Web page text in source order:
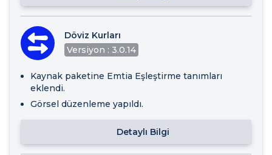
Döviz Kurları
Versiyon : 3.0.14
Kaynak paketine Emtia Eşleştirme tanımları
eklendi.
Görsel düzenleme yapıldı.
Detaylı Bilgi